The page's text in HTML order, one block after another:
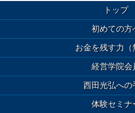
トップ
初めての方
お金を残す力（
経営学院会
西田光弘への
体験セミナ